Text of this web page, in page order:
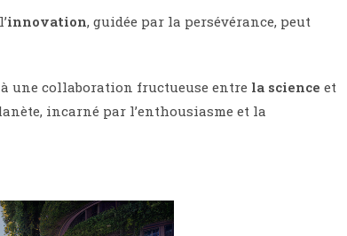
innovation, guidée par la persévérance, peut
une collaboration fructueuse entre la science et
incarné par l’enthousiasme et la